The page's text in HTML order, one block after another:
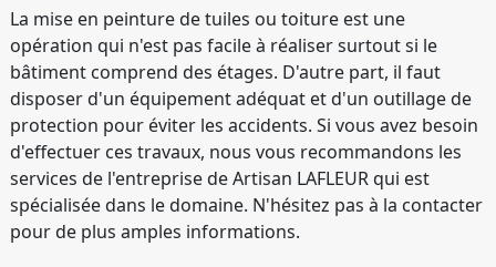
La mise en peinture de tuiles ou toiture est une
opération qui n'est pas facile à réaliser surtout si le
bâtiment comprend des étages. D'autre part, il faut
disposer d'un équipement adéquat et d'un outillage de
protection pour éviter les accidents. Si vous avez besoin
d'effectuer ces travaux, nous vous recommandons les
services de l'entreprise de Artisan LAFLEUR qui est
spécialisée dans le domaine. N'hésitez pas à la contacter
pour de plus amples informations.